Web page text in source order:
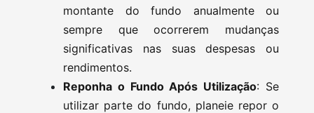
montante do fundo anualmente ou
sempre que ocorrerem mudanças
significativas nas suas despesas ou
rendimentos.
Reponha o Fundo Após Utilização: Se
utilizar parte do fundo, planeie repor o